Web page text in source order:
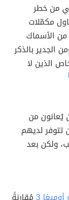
من خطر
مكمّلات
من الأسماك
الجدير بالذكر
مكمّلات أوميغا 3 للأشخاص الذين لا
عالية من الأوميغا 3 لمن يُعانون من
تتوفر لديهم
ولكن بعد